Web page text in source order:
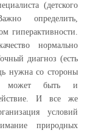
(детского
определить,
гиперактивности.
нормально
диагноз (есть
нужна со стороны
может быть и
И все же
условий
природных